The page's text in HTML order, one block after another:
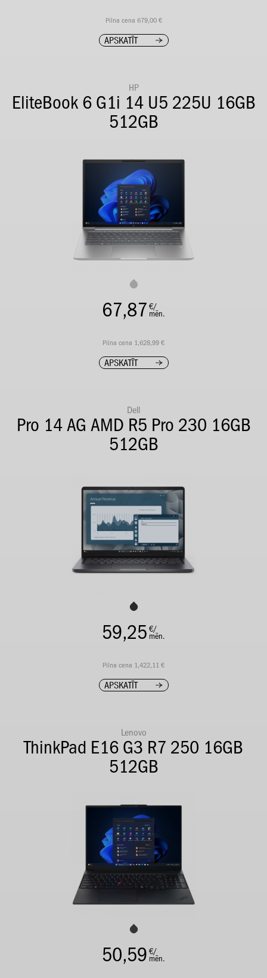
Pilna cena 679,00 €
APSKATĪT
HP
EliteBook 6 G1i 14 U5 225U 16GB
512GB
67,87 €/
mēn.
Pilna cena 1,628,99 €
APSKATĪT
Dell
Pro 14 AG AMD R5 Pro 230 16GB
512GB
59,25 €/
mēn.
Pilna cena 1,422,11 €
APSKATĪT
Lenovo
ThinkPad E16 G3 R7 250 16GB
512GB
50,59 €/
mēn.